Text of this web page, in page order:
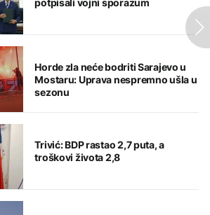
Horde zla neće bodriti Sarajevo u
Mostaru: Uprava nespremno ušla u
sezonu
Trivić: BDP rastao 2,7 puta, a
troškovi života 2,8